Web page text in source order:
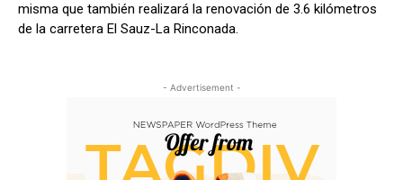
misma que también realizará la renovación de 3.6 kilómetros
de la carretera El Sauz-La Rinconada.
- Advertisement -